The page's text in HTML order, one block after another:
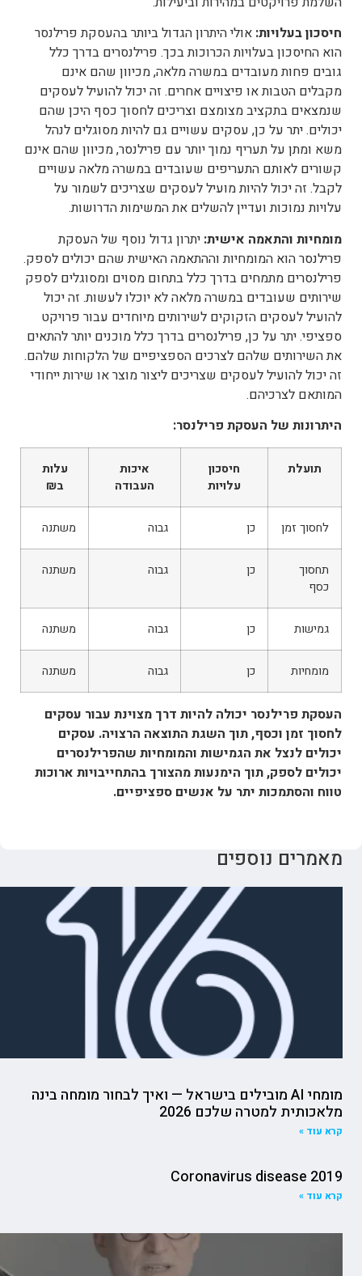
חיסכון בעלויות: אולי היתרון הגדול ביותר בהעסקת פרילנסר
הוא החיסכון בעלויות הכרוכות בכך. פרילנסרים בדרך כלל
גובים פחות מעובדים במשרה מלאה, מכיוון שהם אינם
מקבלים הטבות או פיצויים אחרים. זה יכול להועיל לעסקים
שנמצאים בתקציב מצומצם וצריכים לחסוך כסף היכן שהם
יכולים. יתר על כן, עסקים עשויים גם להיות מסוגלים לנהל
משא ומתן על תעריף נמוך יותר עם פרילנסר, מכיוון שהם אינם
קשורים לאותם התעריפים שעובדים במשרה מלאה עשויים
לקבל. זה יכול להיות מועיל לעסקים שצריכים לשמור על
עלויות נמוכות ועדיין להשלים את המשימות הדרושות.
מומחיות והתאמה אישית: יתרון גדול נוסף של העסקת
פרילנסר הוא המומחיות וההתאמה האישית שהם יכולים לספק.
פרילנסרים מתמחים בדרך כלל בתחום מסוים ומסוגלים לספק
שירותים שעובדים במשרה מלאה לא יוכלו לעשות. זה יכול
להועיל לעסקים הזקוקים לשירותים מיוחדים עבור פרויקט
ספציפי. יתר על כן, פרילנסרים בדרך כלל מוכנים יותר להתאים
את השירותים שלהם לצרכים הספציפיים של הלקוחות שלהם.
זה יכול להועיל לעסקים שצריכים ליצור מוצר או שירות ייחודי
המותאם לצרכיהם.
היתרונות של העסקת פרילנסר:
תועלת
חיסכון
עלויות
איכות
העבודה
עלות
ב₪
לחסוך זמן כן גבוה משתנה
תחסוך
כסף
כן גבוה משתנה
גמישות כן גבוה משתנה
מומחיות כן גבוה משתנה
העסקת פרילנסר יכולה להיות דרך מצוינת עבור עסקים
לחסוך זמן וכסף, תוך השגת התוצאה הרצויה. עסקים
יכולים לנצל את הגמישות והמומחיות שהפרילנסרים
יכולים לספק, תוך הימנעות מהצורך בהתחייבויות ארוכות
טווח והסתמכות יתר על אנשים ספציפיים.
מאמרים נוספים
מומחי AI מובילים בישראל — ואיך לבחור מומחה בינה
מלאכותית למטרה שלכם 2026
קרא עוד »
Coronavirus disease 2019
קרא עוד »